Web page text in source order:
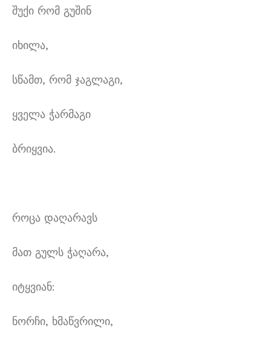
შუქი რომ გუშინ
იხილა,
სწამთ, რომ ჯაგლაგი,
ყველა ჭარმაგი
ბრიყვია.
როცა დაღარავს
მათ გულს ჭაღარა,
იტყვიან:
ნორჩი, ხმაწვრილი,